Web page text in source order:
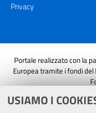
USIAMO I
Privacy
Portale realizzato con la
Europea tramite i fondi